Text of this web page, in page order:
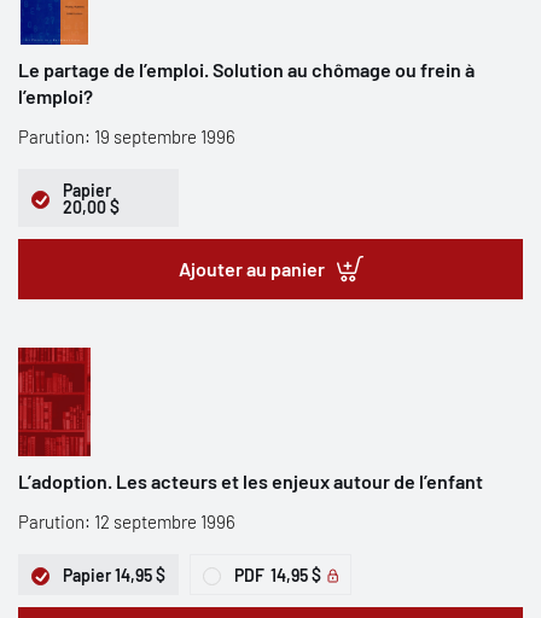
Le partage de l’emploi. Solution au chômage ou frein à
l’emploi?
Parution: 19 septembre 1996
Papier
20,00 $
Ajouter au panier
L’adoption. Les acteurs et les enjeux autour de l’enfant
Parution: 12 septembre 1996
Papier14,95 $ PDF 14,95 $